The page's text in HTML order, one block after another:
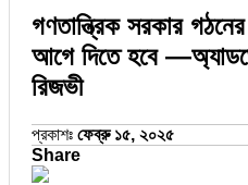
গণতান্ত্রিক সরকার
আগে দিতে হবে
রিজভী
প্রকাশঃ ফেব্রু ১৫, ২০২৫
Share